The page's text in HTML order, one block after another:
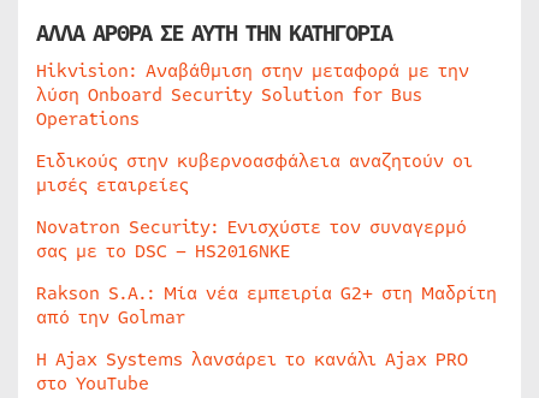
ΑΛΛΑ ΑΡΘΡΑ ΣΕ ΑΥΤΗ ΤΗΝ ΚΑΤΗΓΟΡΙΑ
Hikvision: Αναβάθμιση στην μεταφορά με την
λύση Onboard Security Solution for Bus
Operations
Ειδικούς στην κυβερνοασφάλεια αναζητούν οι
μισές εταιρείες
Novatron Security: Ενισχύστε τον συναγερμό
σας με το DSC – HS2016NKE
Rakson S.A.: Μία νέα εμπειρία G2+ στη Μαδρίτη
από την Golmar
Η Ajax Systems λανσάρει το κανάλι Ajax PRO
στο YouTube